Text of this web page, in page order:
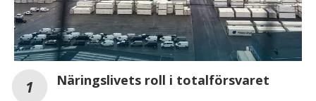
Näringslivets roll i totalförsvaret